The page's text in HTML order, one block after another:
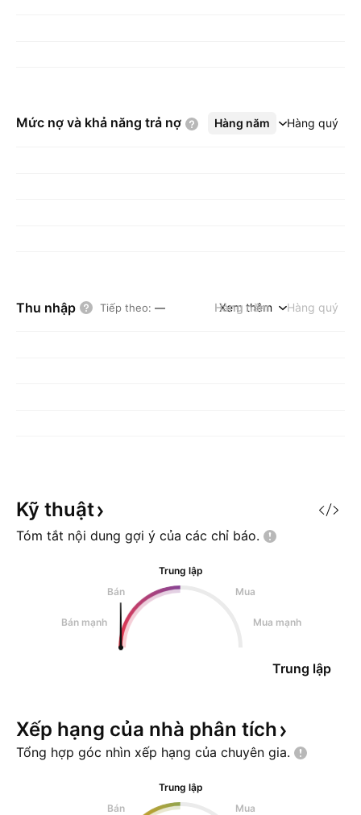
Mức nợ và khả năng trả nợ Hàng năm Hàng quý
Xem thêm
Thu nhập Tiếp theo: — Hàng năm Hàng quý
Xem thêm
Kỹ thuật
Tóm tắt nội dung gợi ý của các chỉ báo.
Trung lập
Bán
Mua
Bán mạnh Mua mạnh
Trung lập
Xếp hạng của nhà phân tích
Tổng hợp góc nhìn xếp hạng của chuyên gia.
Trung lập
Bán
Mua